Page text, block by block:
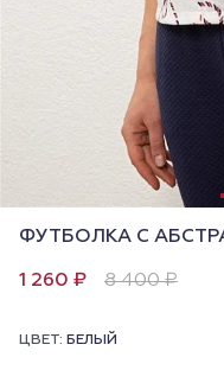
ФУТБОЛКА С
1 260 ₽ 8 400 ₽
ЦВЕТ: БЕЛЫЙ